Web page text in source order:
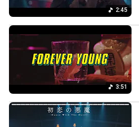
2:45
3:51